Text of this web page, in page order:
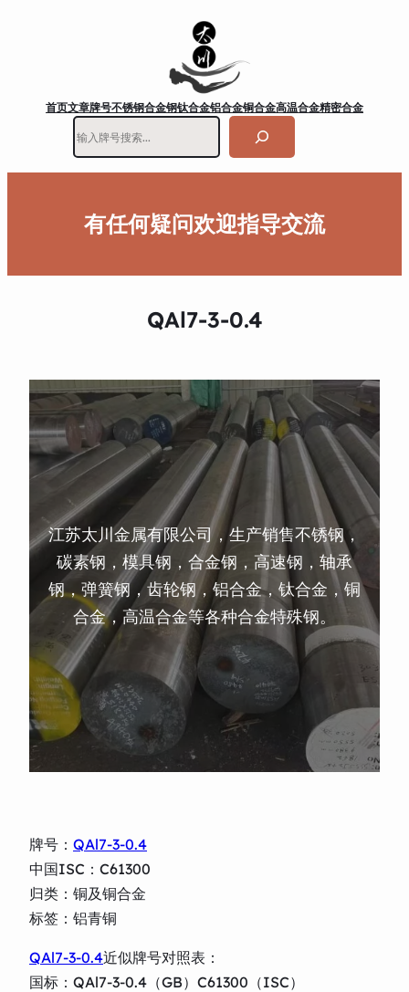
首页文章牌号不锈钢合金钢钛合金铝合金铜合金高温合金精密合金
有任何疑问欢迎指导交流
QAl7-3-0.4
江苏太川金属有限公司，生产销售不锈钢，
碳素钢，模具钢，合金钢，高速钢，轴承
钢，弹簧钢，齿轮钢，铝合金，钛合金，铜
合金，高温合金等各种合金特殊钢。
牌号： QAl7-3-0.4
中国ISC：C61300
归类：铜及铜合金
标签：铝青铜
QAl7-3-0.4近似牌号对照表：
国标：QAl7-3-0.4（GB）C61300（ISC）